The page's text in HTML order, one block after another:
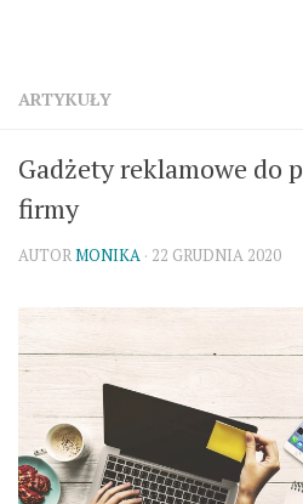
ARTYKUŁY
Gadżety reklamowe do
firmy
AUTORMONIKA · 22 GRUDNIA 2020